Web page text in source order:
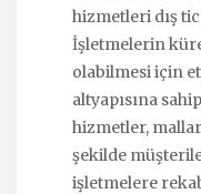
hizmetleri dış
İşletmelerin
olabilmesi için
altyapısına
hizmetler,
şekilde
işletmelere